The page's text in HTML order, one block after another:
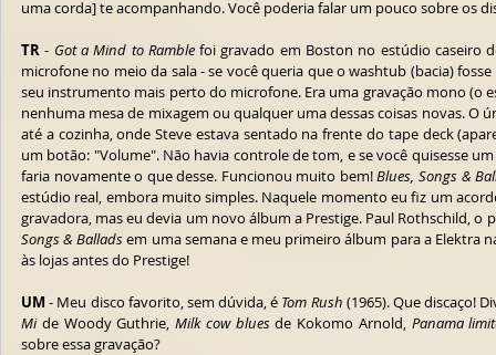
uma corda] te acompanhando. Você poderia falar um pouco sobre os
TR - Got a Mind to Ramble foi gravado em Boston no estúdio caseiro
microfone no meio da sala - se você queria que o washtub (bacia)
seu instrumento mais perto do microfone. Era uma gravação mono (o
nenhuma mesa de mixagem ou qualquer uma dessas coisas novas. O
até a cozinha, onde Steve estava sentado na frente do tape deck
um botão: "Volume". Não havia controle de tom, e se você quisesse
faria novamente o que desse. Funcionou muito bem! Blues, Songs &
estúdio real, embora muito simples. Naquele momento eu fiz um
gravadora, mas eu devia um novo álbum a Prestige. Paul Rothschild,
Songs & Ballads em uma semana e meu primeiro álbum para a Elektra
às lojas antes do Prestige!
UM - Meu disco favorito, sem dúvida, é Tom Rush (1965). Que discaço!
Mi de Woody Guthrie, Milk cow blues de Kokomo Arnold, Panama
sobre essa gravação?